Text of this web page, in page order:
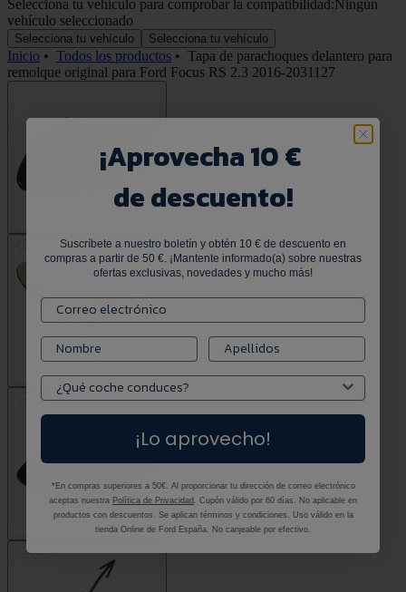
Selecciona tu vehículo para comprobar la compatibilidad:Ningún
vehículo seleccionado
Selecciona tu vehículo Selecciona tu vehículo
Inicio • Todos los productos • Tapa de parachoques delantero para
remolque original para Ford Focus RS 2.3 2016-2031127
¡Aprovecha 10 €
de descuento!
Suscríbete a nuestro boletín y obtén 10 € de descuento en
compras a partir de 50 €. ¡Mantente informado(a) sobre nuestras
ofertas exclusivas, novedades y mucho más!
¡Lo aprovecho!
*En compras superiores a 50€. Al proporcionar tu dirección de correo electrónico
aceptas nuestra Política de Privacidad . Cupón válido por 60 días. No aplicable en
productos con descuentos. Se aplican términos y condiciones. Uso válido en la
tienda Online de Ford España. No canjeable por efectivo.